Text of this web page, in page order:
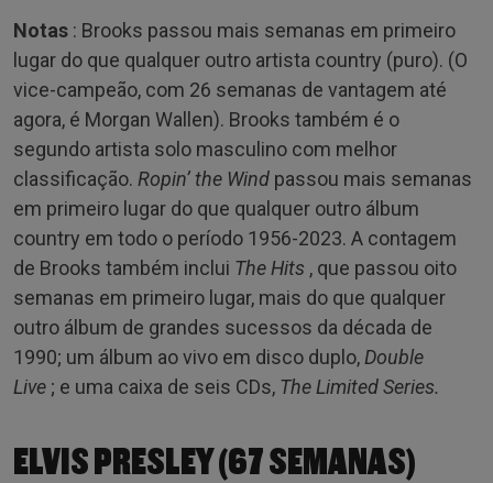
Notas : Brooks passou mais semanas em primeiro
lugar do que qualquer outro artista country (puro). (O
vice-campeão, com 26 semanas de vantagem até
agora, é Morgan Wallen). Brooks também é o
segundo artista solo masculino com melhor
classificação. Ropin’ the Wind passou mais semanas
em primeiro lugar do que qualquer outro álbum
country em todo o período 1956-2023. A contagem
de Brooks também inclui The Hits , que passou oito
semanas em primeiro lugar, mais do que qualquer
outro álbum de grandes sucessos da década de
1990; um álbum ao vivo em disco duplo, Double
Live ; e uma caixa de seis CDs, The Limited Series.
ELVIS PRESLEY (67 SEMANAS)